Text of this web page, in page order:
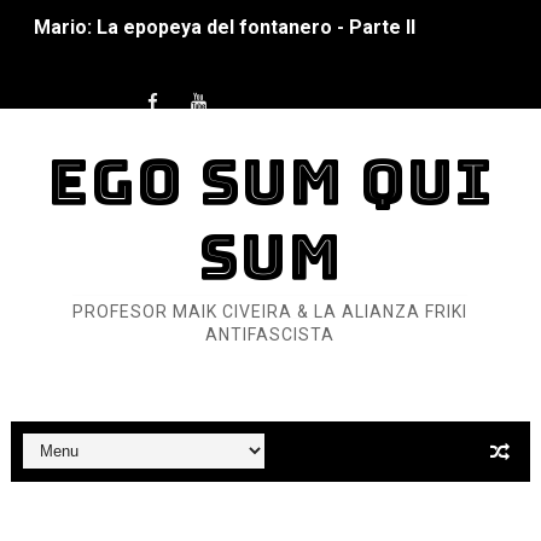
Mario: La epopeya del fontanero - Parte I
Pokémon: La película existencialista
Así se ve el fascismo en 2026... Y así se ve la
Un año para sobrevivir al mundo: Dos mil tíjiri cinco
Dioses y Monstruos: Guillermo (UNO)
EGO SUM QUI
SUM
PROFESOR MAIK CIVEIRA & LA ALIANZA FRIKI
ANTIFASCISTA